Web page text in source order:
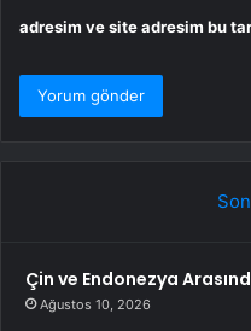
adresim ve site adresim bu
Çin ve Endonezya
Ağustos 10, 2026